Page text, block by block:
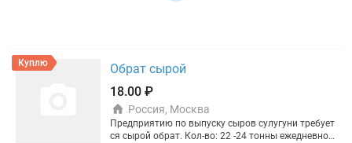
Куплю
Обрат сырой
18.00 ₽
Россия, Москва
Предприятию по выпуску сыров сулугуни требует
ся сырой обрат. Кол-во: 22 -24 тонны ежедневно с